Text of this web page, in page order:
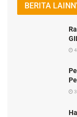
BERITA